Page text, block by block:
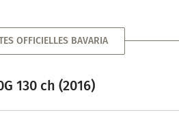
OFFICIELLES BAVARIA
130 ch (2016)